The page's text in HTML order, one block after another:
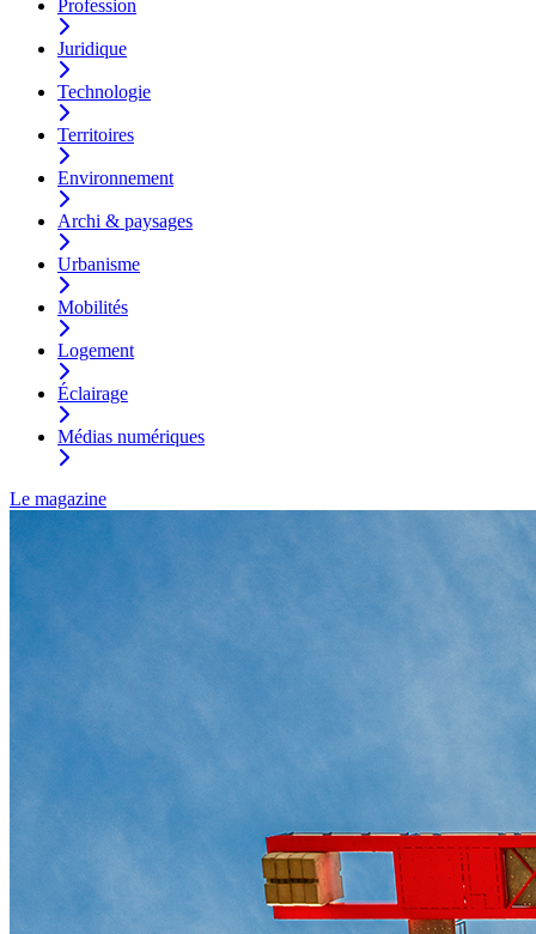
Profession
Juridique
Technologie
Territoires
Environnement
Archi & paysages
Urbanisme
Mobilités
Logement
Éclairage
Médias numériques
Le magazine